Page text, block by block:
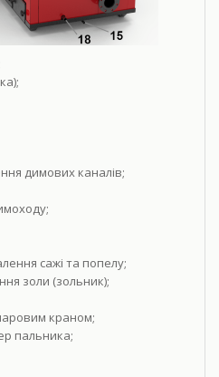
димових каналів;
сажі та попелу;
золи (зольник);
краном;
пальника;